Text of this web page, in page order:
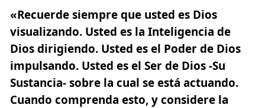
«Recuerde siempre que usted es Dios
visualizando. Usted es la Inteligencia de
Dios dirigiendo. Usted es el Poder de Dios
impulsando. Usted es el Ser de Dios -Su
Sustancia- sobre la cual se está actuando.
Cuando comprenda esto, y considere la